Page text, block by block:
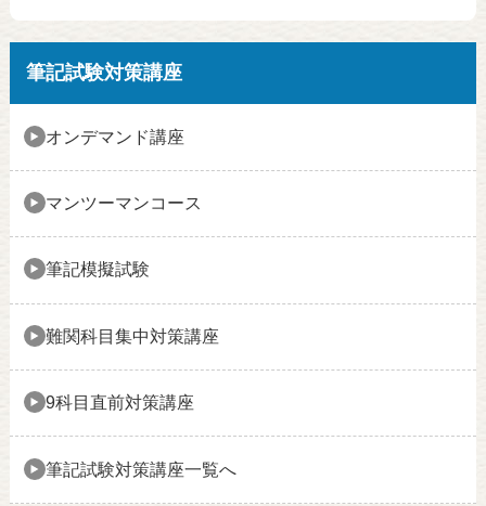
筆記試験対策講座
オンデマンド講座
マンツーマンコース
筆記模擬試験
難関科目集中対策講座
9科目直前対策講座
筆記試験対策講座一覧へ